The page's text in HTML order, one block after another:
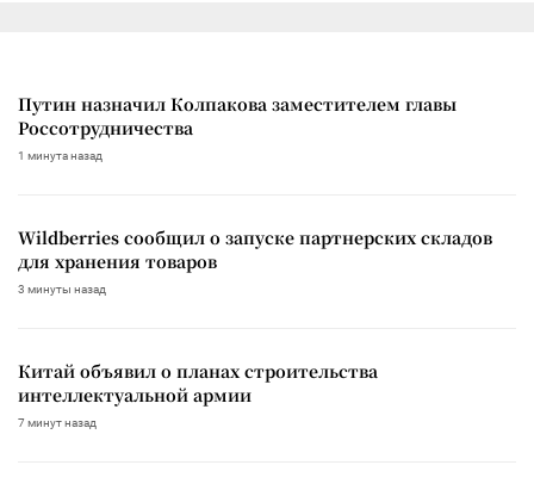
Путин назначил Колпакова заместителем главы
Россотрудничества
1 минута назад
Wildberries сообщил о запуске партнерских складов
для хранения товаров
3 минуты назад
Китай объявил о планах строительства
интеллектуальной армии
7 минут назад